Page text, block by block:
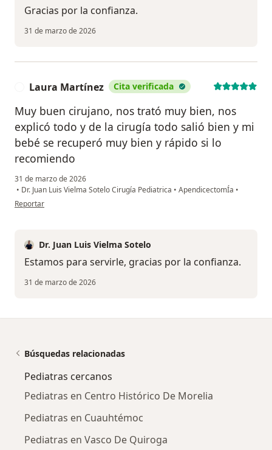
Gracias por la confianza.
31 de marzo de 2026
Laura Martínez Cita verificada
Muy buen cirujano, nos trató muy bien, nos
explicó todo y de la cirugía todo salió bien y mi
bebé se recuperó muy bien y rápido si lo
recomiendo
31 de marzo de 2026
• Dr. Juan Luis Vielma Sotelo Cirugía Pediatrica • ApendicectomÍa •
en opinión del usuario Laura Martínez
Reportar
Dr. Juan Luis Vielma Sotelo
Estamos para servirle, gracias por la confianza.
31 de marzo de 2026
Búsquedas relacionadas
Pediatras cercanos
Pediatras en Centro Histórico De Morelia
Pediatras en Cuauhtémoc
Pediatras en Vasco De Quiroga